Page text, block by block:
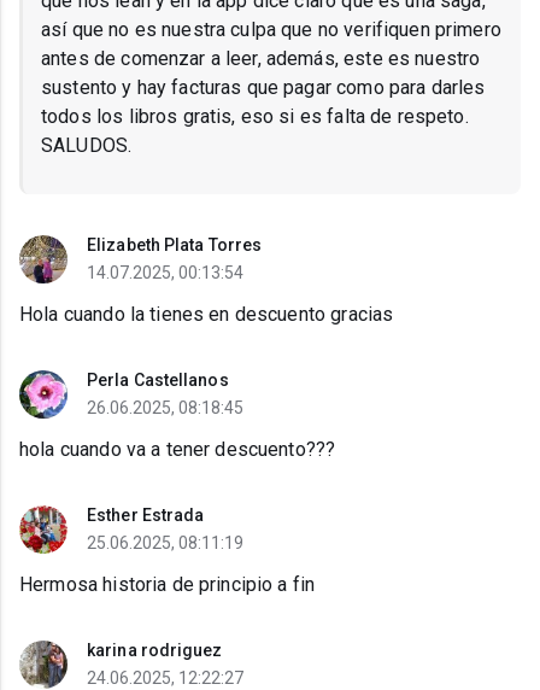
así que no es nuestra culpa que no verifiquen primero
antes de comenzar a leer, además, este es nuestro
sustento y hay facturas que pagar como para darles
todos los libros gratis, eso si es falta de respeto.
SALUDOS.
Elizabeth Plata Torres
14.07.2025, 00:13:54
Hola cuando la tienes en descuento gracias
Perla Castellanos
26.06.2025, 08:18:45
hola cuando va a tener descuento???
Esther Estrada
25.06.2025, 08:11:19
Hermosa historia de principio a fin
karina rodriguez
24.06.2025, 12:22:27